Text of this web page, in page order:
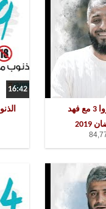
تبرع الدم و الحجامة | فسيروا 3 مع فهد
16:42
الشاطبية حرز الأماني